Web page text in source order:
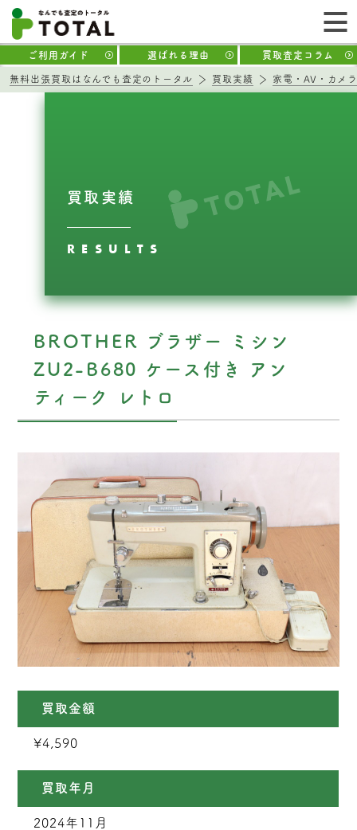
ご利用ガイド 選ばれる理由 買取査定コラム
無料出張買取はなんでも査定のトータル 買取実績 家電・AV・カメラ
買取実績
RESULTS
BROTHER ブラザー ミシン
ZU2-B680 ケース付き アン
ティーク レトロ
買取金額
¥4,590
買取年月
2024年11月